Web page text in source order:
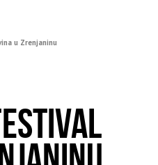
u Zrenjaninu